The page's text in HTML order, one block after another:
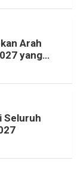
Arah
yang
Seluruh